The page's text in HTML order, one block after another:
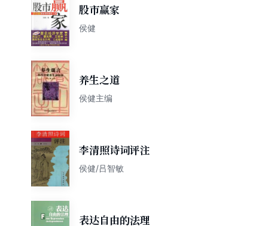
股市赢家
侯健
养生之道
侯健主编
李清照诗词评注
侯健/吕智敏
表达自由的法理